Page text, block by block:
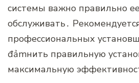
системы важно правильно
обслуживать․
профессиональных
đảmнить правильную
максимальную